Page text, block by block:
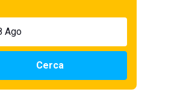
Ago
Cerca